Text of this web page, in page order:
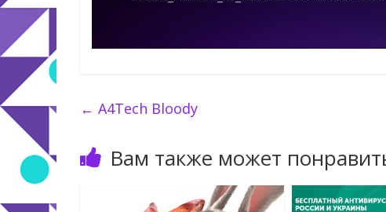
← A4Tech Bloody
Вам также может